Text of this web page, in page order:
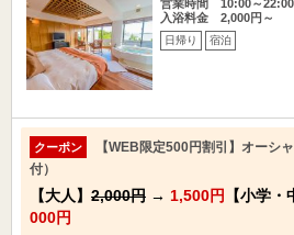
営業時間 10:00～22:00
入浴料金 2,000円～
日帰り 宿泊
クーポン
【WEB限定500円割引】オーシ
付）
【大人】 2,000円 → 1,500円 【小学・
000円